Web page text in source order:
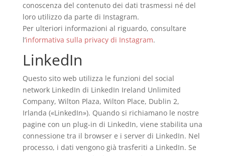
conoscenza del contenuto dei dati trasmessi né del
loro utilizzo da parte di Instagram.
Per ulteriori informazioni al riguardo, consultare
l’informativa sulla privacy di Instagram.
LinkedIn
Questo sito web utilizza le funzioni del social
network LinkedIn di LinkedIn Ireland Unlimited
Company, Wilton Plaza, Wilton Place, Dublin 2,
Irlanda («LinkedIn»). Quando si richiamano le nostre
pagine con un plug-in di LinkedIn, viene stabilita una
connessione tra il browser e i server di LinkedIn. Nel
processo, i dati vengono già trasferiti a LinkedIn. Se